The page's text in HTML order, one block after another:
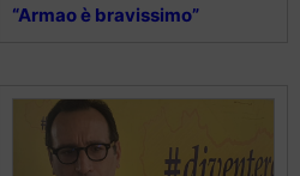
“Armao è bravissimo”